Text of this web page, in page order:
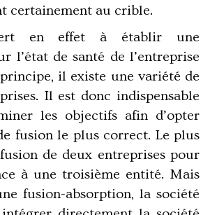
certainement au crible.
en effet à établir une
l’état de santé de l’entreprise
il existe une variété de
Il est donc indispensable
les objectifs afin d’opter
fusion le plus correct. Le plus
de deux entreprises pour
à une troisième entité. Mais
fusion-absorption, la société